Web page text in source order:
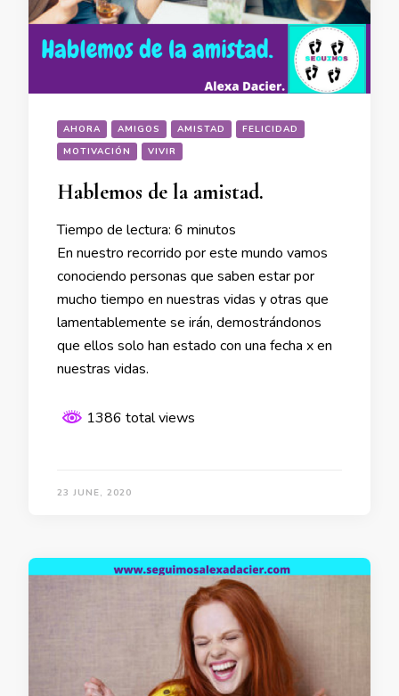
AHORA AMIGOS AMISTAD
FELICIDAD
MOTIVACIÓN
VIVIR
Hablemos de la amistad.
Tiempo de lectura: 6 minutos
En nuestro recorrido por este mundo vamos
conociendo personas que saben estar por
mucho tiempo en nuestras vidas y otras que
lamentablemente se irán, demostrándonos
que ellos solo han estado con una fecha x en
nuestras vidas.
1386 total views
23 JUNE, 2020